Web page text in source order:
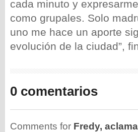
cada minuto y
como grupales. Solo
uno me hace un aporte
evolución de la ciudad”,
0 comentarios
Comments for Fredy,